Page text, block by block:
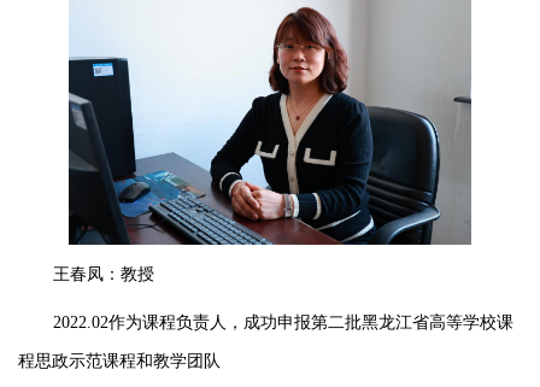
王春凤：教授
2022.02作为课程负责人，成功申报第二批黑龙江省高等学校课
程思政示范课程和教学团队